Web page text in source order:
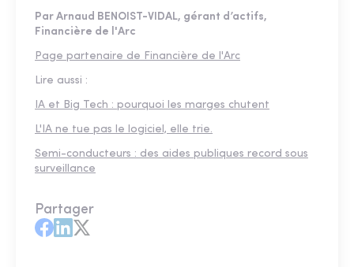
Par Arnaud BENOIST-VIDAL, gérant d’actifs,
Financière de l'Arc
Page partenaire de Financière de l'Arc
Lire aussi :
IA et Big Tech : pourquoi les marges chutent
L'IA ne tue pas le logiciel, elle trie.
Semi-conducteurs : des aides publiques record sous
surveillance
Partager